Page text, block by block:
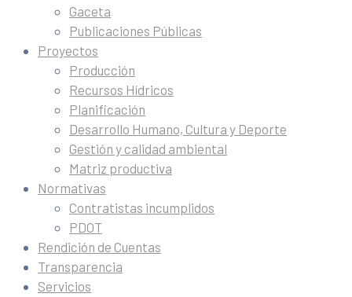
Gaceta
Publicaciones Públicas
Proyectos
Producción
Recursos Hídricos
Planificación
Desarrollo Humano, Cultura y Deporte
Gestión y calidad ambiental
Matriz productiva
Normativas
Contratistas incumplidos
PDOT
Rendición de Cuentas
Transparencia
Servicios